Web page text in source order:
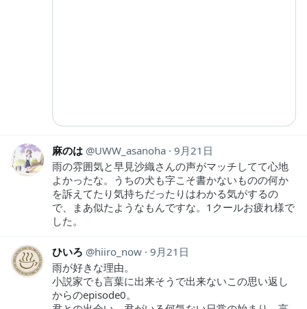
麻のは UWW_asanoha 9月21日
雨の雰囲気と早見沙織さんの声がマッチしてて心地
よかったな。うちの犬も字こそ書かないものの何か
を訴えてたり気持ちだったりはわかる気がするの
で、まあ似たようなもんですな。1クールお疲れ様で
した。
ひいろ hiiro_now 9月21日
雨が好きな理由。
小説家でも言葉に出来そうで出来ないこの思い返し
からのepisode0。